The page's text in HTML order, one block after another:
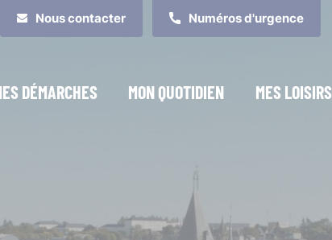
Nous contacter Numéros d'urgence
DÉMARCHES MON QUOTIDIEN MES LOISIRS